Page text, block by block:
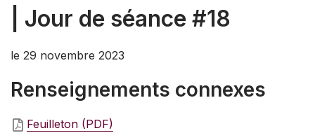
| Jour de séance #18
le 29 novembre 2023
Renseignements connexes
Feuilleton (PDF)